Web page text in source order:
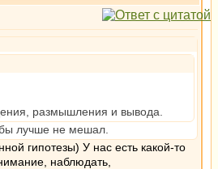
размышления и вывода.
лучше не мешал.
гипотезы) У нас есть какой-то
наблюдать,